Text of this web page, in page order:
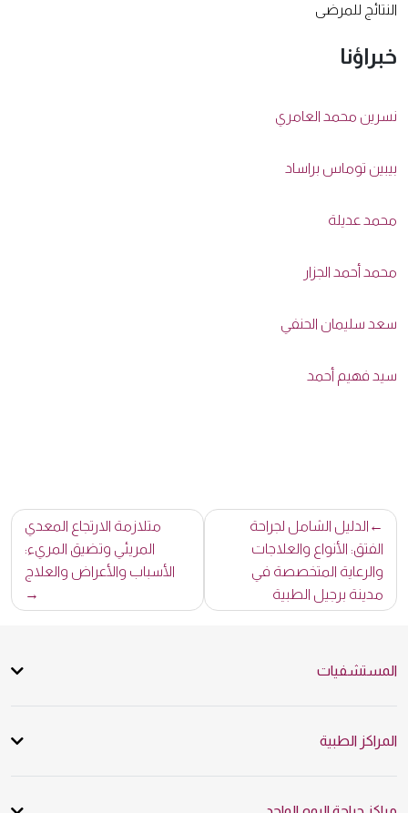
النتائج للمرضى
خبراؤنا
نسرين محمد العامري
بيبين توماس براساد
محمد عديلة
محمد أحمد الجزار
سعد سليمان الحنفي
سيد فهيم أحمد
تصفّح
المقالات
الدليل الشامل لجراحة
الفتق: الأنواع والعلاجات
والرعاية المتخصصة في
مدينة برجيل الطبية
متلازمة الارتجاع المعدي
المريئي وتضيق المريء:
الأسباب والأعراض والعلاج
المستشفيات
المراكز الطبية